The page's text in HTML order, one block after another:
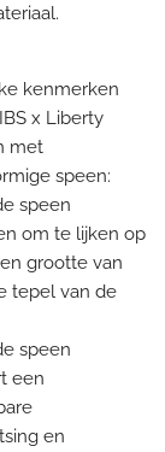
kenmerken
x Liberty
met
speen:
speen
om te lijken op
grootte van
tepel van de
speen
een
en